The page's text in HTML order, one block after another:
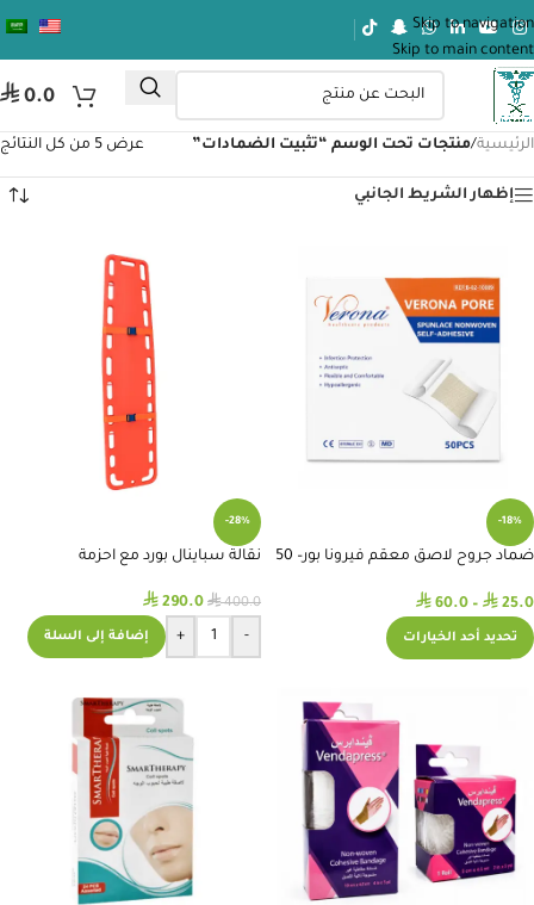
Skip to navigation
Skip to main content
⃁ 0.0
الرئيسية/منتجات تحت الوسم “تثبيت الضمادات” عرض ⁦5⁩ من كل النتائج
إظهار الشريط الجانبي
-18%
ضماد جروح لاصق معقم فيرونا بور– 50
⃁ 25.0
–
⃁ 60.0
تحديد أحد الخيارات
-28%
نقالة سباينال بورد مع احزمة
⃁400.0
⃁ 290.0
-
+ إضافة إلى السلة